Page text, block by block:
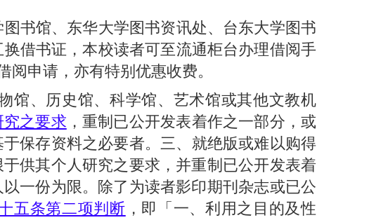
书馆、东华大学图书资讯处、台东大学图书
借书证，本校读者可至流通柜台办理借阅手
申请，亦有特别优惠收费。
、历史馆、科学馆、艺术馆或其他文教机
之要求 ，重制已公开发表着作之一部分，或
于保存资料之必要者。三、就绝版或难以购得
供其个人研究之要求，并重制已公开发表着
一份为限。除了为读者影印期刊杂志或已公
五条第二项判断 ，即「一、利用之目的及性